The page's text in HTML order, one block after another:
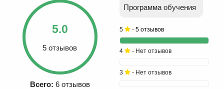
5.0
5 отзывов
Всего: 6 отзывов
Программа обучения
5 - 5 отзывов
4 - Нет отзывов
3 - Нет отзывов